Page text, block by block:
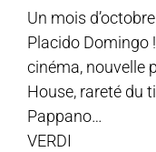
Un mois
Placido Domingo
cinéma, nouvelle
House, rareté du
Pappano…
VERDI